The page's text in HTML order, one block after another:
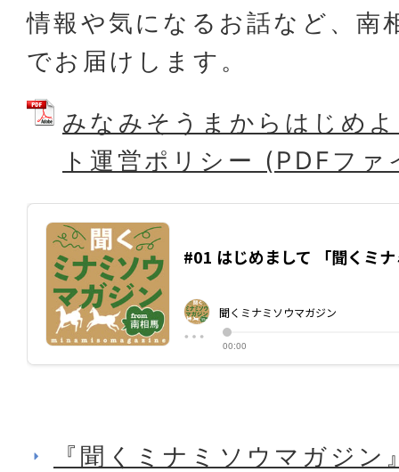
情報や気になるお話など、南
でお届けします。
みなみそうまからはじめ
ト運営ポリシー (PDFフ
『聞くミナミソウマガジ